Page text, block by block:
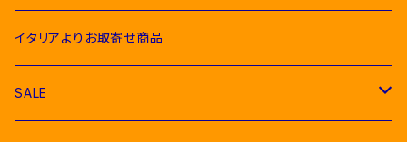
Bomber & Vest（アウター、ベスト）
Ties（ネクタイ類）
Body Protector（ボディプロテクター）
Belts（ベルト）
Halter & Lead rope（無口、曳き手）
Rugs & Neck Cover（馬着）
Bags（バッグ類）
Combs and Brushes（ブラシ）
EGO７（エゴセブン）
EQUICOMFORT(エクイコンフォート）
イタリアよりお取寄せ商品
SALE